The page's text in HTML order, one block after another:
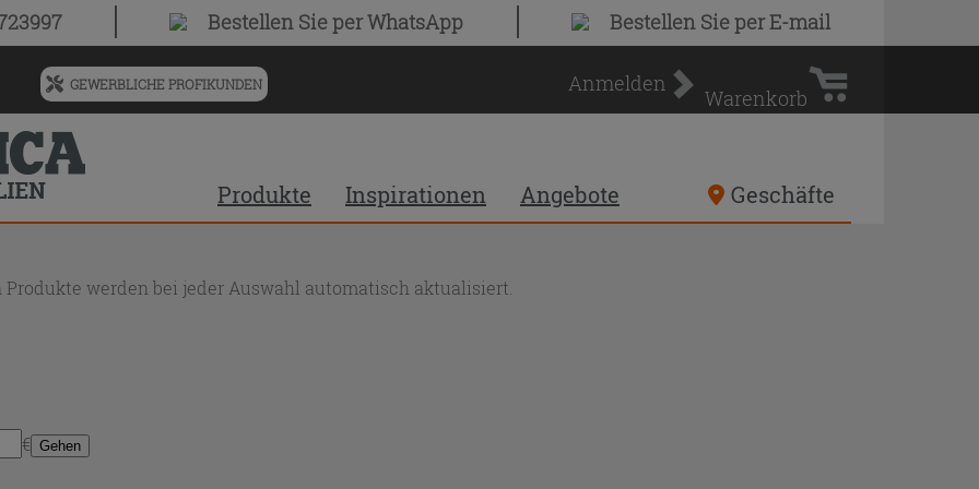
Bestellen Sieper WhatsApp Bestellen Sieper E-mail
Menü
vorgeschlagenen
Siteinhalt
und
Suchprotokoll
GEWERBLICHE PROFIKUNDEN Anmelden
Warenkorb
Warenkorb
Produkte Inspirationen Angebote Geschäfte
werden bei jeder Auswahl automatisch aktualisiert.
€ Gehen